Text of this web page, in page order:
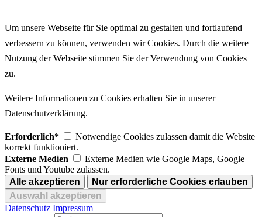
Um unsere Webseite für Sie optimal zu gestalten und fortlaufend
verbessern zu können, verwenden wir Cookies. Durch die weitere
Nutzung der Webseite stimmen Sie der Verwendung von Cookies
zu.
Weitere Informationen zu Cookies erhalten Sie in unserer
Datenschutzerklärung.
Erforderlich*
Notwendige Cookies zulassen damit die Website
korrekt funktioniert.
Externe Medien
Externe Medien wie Google Maps, Google
Fonts und Youtube zulassen.
Datenschutz Impressum